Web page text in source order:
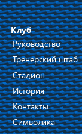
Клуб
Руководство
Тренерский штаб
Стадион
История
Контакты
Символика